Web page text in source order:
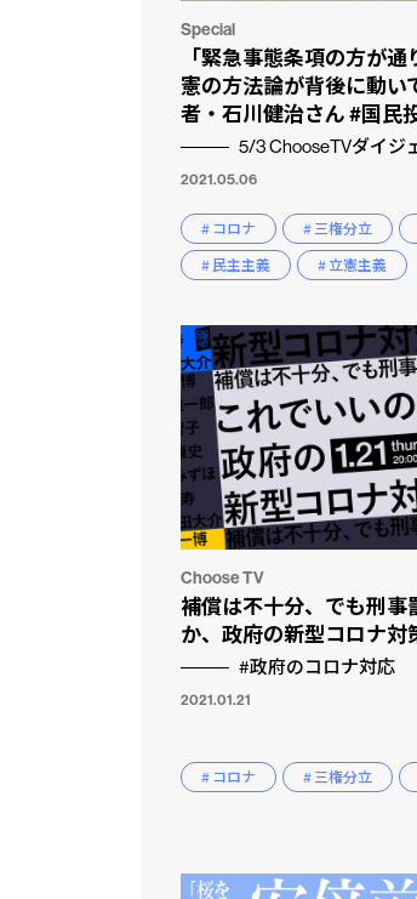
Special
「緊急事態条項の方が
憲の方法論が背後に動い
者・石川健治さん #国民
5/3 ChooseTVダイジ
2021.05.06
# コロナ # 三権分立
# 民主主義
# 立憲主義
Choose TV
補償は不十分、でも刑事
か、政府の新型コロナ対
#政府のコロナ対応
2021.01.21
# コロナ # 三権分立